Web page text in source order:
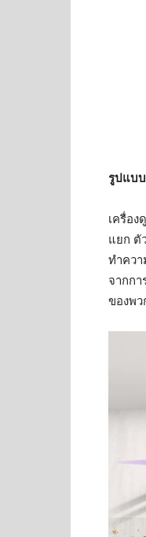
รูปแบ
เครื่อ
แยก ตั
ทำคว
จากก
ของพ